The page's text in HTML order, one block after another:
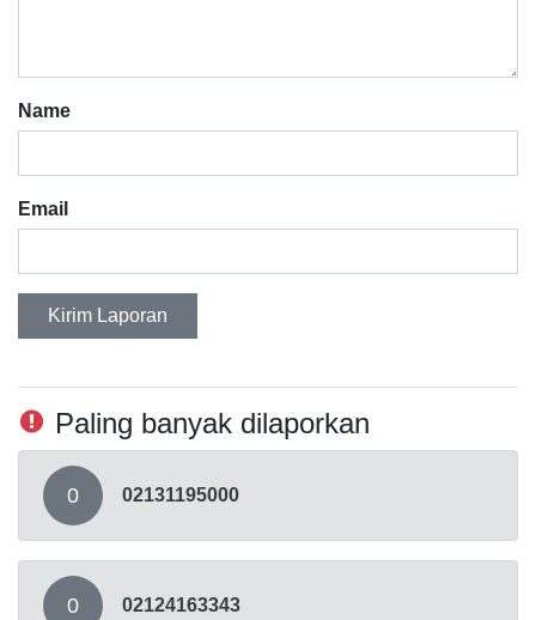
Name
Email
Kirim Laporan
Paling banyak dilaporkan
0 02131195000
0 02124163343